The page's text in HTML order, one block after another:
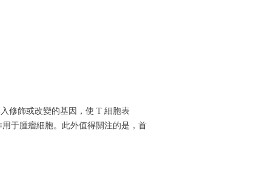
修飾或改變的基因，使 T 細胞表
于腫瘤細胞。此外值得關注的是，首